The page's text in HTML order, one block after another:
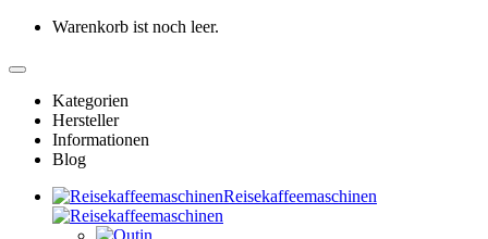
Warenkorb ist noch leer.
Kategorien
Hersteller
Informationen
Blog
Reisekaffeemaschinen